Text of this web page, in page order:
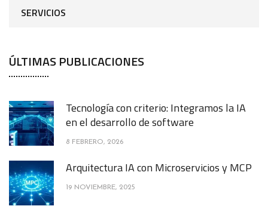
SERVICIOS
ÚLTIMAS PUBLICACIONES
Tecnología con criterio: Integramos la IA
en el desarrollo de software
8 FEBRERO, 2026
Arquitectura IA con Microservicios y MCP
19 NOVIEMBRE, 2025